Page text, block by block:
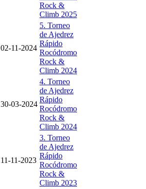
Rock &
Climb 2025
02-11-2024
5. Torneo
de Ajedrez
Rápido
Rocódromo
Rock &
Climb 2024
30-03-2024
4. Torneo
de Ajedrez
Rápido
Rocódromo
Rock &
Climb 2024
11-11-2023
3. Torneo
de Ajedrez
Rápido
Rocódromo
Rock &
Climb 2023